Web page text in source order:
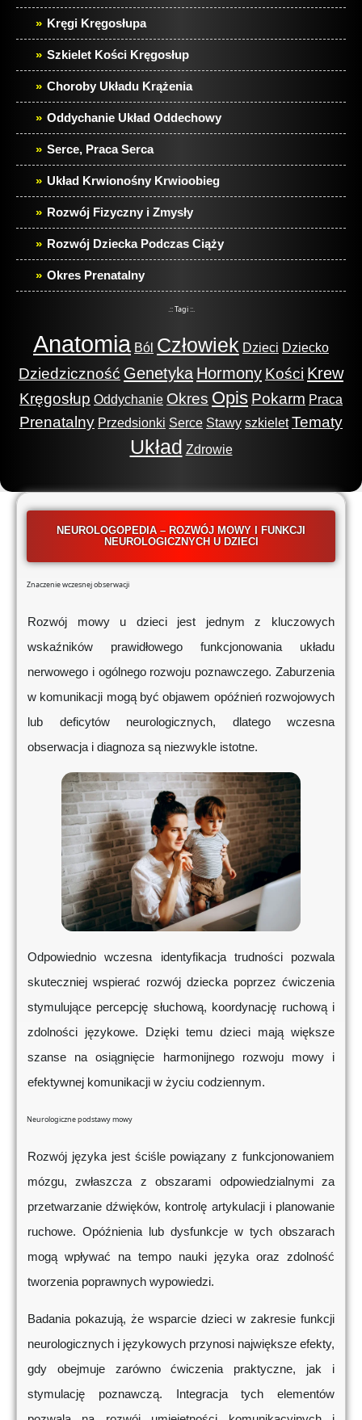
Kręgi Kręgosłupa
Szkielet Kości Kręgosłup
Choroby Układu Krążenia
Oddychanie Układ Oddechowy
Serce, Praca Serca
Układ Krwionośny Krwioobieg
Rozwój Fizyczny i Zmysły
Rozwój Dziecka Podczas Ciąży
Okres Prenatalny
.:: Tagi ::.
Anatomia Ból Człowiek Dzieci Dziecko
Dziedziczność Genetyka Hormony Kości Krew
Kręgosłup Oddychanie Okres Opis Pokarm Praca
Prenatalny Przedsionki Serce Stawy szkielet Tematy
Układ Zdrowie
NEUROLOGOPEDIA – ROZWÓJ MOWY I FUNKCJI
NEUROLOGICZNYCH U DZIECI
Znaczenie wczesnej obserwacji
Rozwój mowy u dzieci jest jednym z kluczowych
wskaźników prawidłowego funkcjonowania układu
nerwowego i ogólnego rozwoju poznawczego. Zaburzenia
w komunikacji mogą być objawem opóźnień rozwojowych
lub deficytów neurologicznych, dlatego wczesna
obserwacja i diagnoza są niezwykle istotne.
Odpowiednio wczesna identyfikacja trudności pozwala
skuteczniej wspierać rozwój dziecka poprzez ćwiczenia
stymulujące percepcję słuchową, koordynację ruchową i
zdolności językowe. Dzięki temu dzieci mają większe
szanse na osiągnięcie harmonijnego rozwoju mowy i
efektywnej komunikacji w życiu codziennym.
Neurologiczne podstawy mowy
Rozwój języka jest ściśle powiązany z funkcjonowaniem
mózgu, zwłaszcza z obszarami odpowiedzialnymi za
przetwarzanie dźwięków, kontrolę artykulacji i planowanie
ruchowe. Opóźnienia lub dysfunkcje w tych obszarach
mogą wpływać na tempo nauki języka oraz zdolność
tworzenia poprawnych wypowiedzi.
Badania pokazują, że wsparcie dzieci w zakresie funkcji
neurologicznych i językowych przynosi największe efekty,
gdy obejmuje zarówno ćwiczenia praktyczne, jak i
stymulację poznawczą. Integracja tych elementów